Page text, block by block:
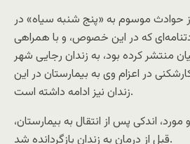
حوادث موسوم به «پنج شنبه سیاه» در
که در این خصوص، و با همراهی
منتشر کرده بود، به زندان رجایی شهر
در اعزام وی به بیمارستان در این
زندان نیز ادامه داشته است.
اندکی پس از انتقال به بیمارستان،
قبل از درمان به زندان بازگردانده شد.